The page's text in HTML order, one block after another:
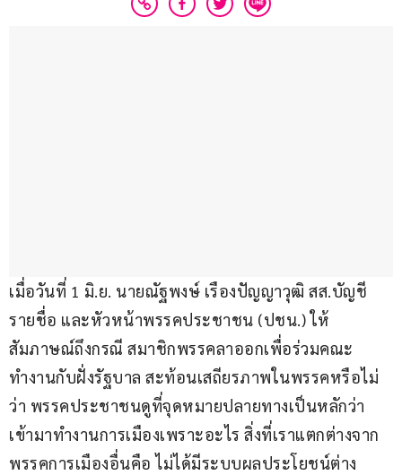
เมื่อวันที่ 1 มิ.ย. นายณัฐพงษ์ เรืองปัญญาวุฒิ สส.บัญชี
รายชื่อ และหัวหน้าพรรคประชาชน (ปชน.) ให้
สัมภาษณ์ถึงกรณี สมาชิกพรรคลาออกเพื่อร่วมคณะ
ทำงานกับฝั่งรัฐบาล สะท้อนเสถียรภาพในพรรคหรือไม่
ว่า พรรคประชาชนดูที่จุดหมายปลายทางเป็นหลักว่า
เข้ามาทำงานการเมืองเพราะอะไร สิ่งที่เราแตกต่างจาก
พรรคการเมืองอื่นคือ ไม่ได้มีระบบผลประโยชน์ต่าง